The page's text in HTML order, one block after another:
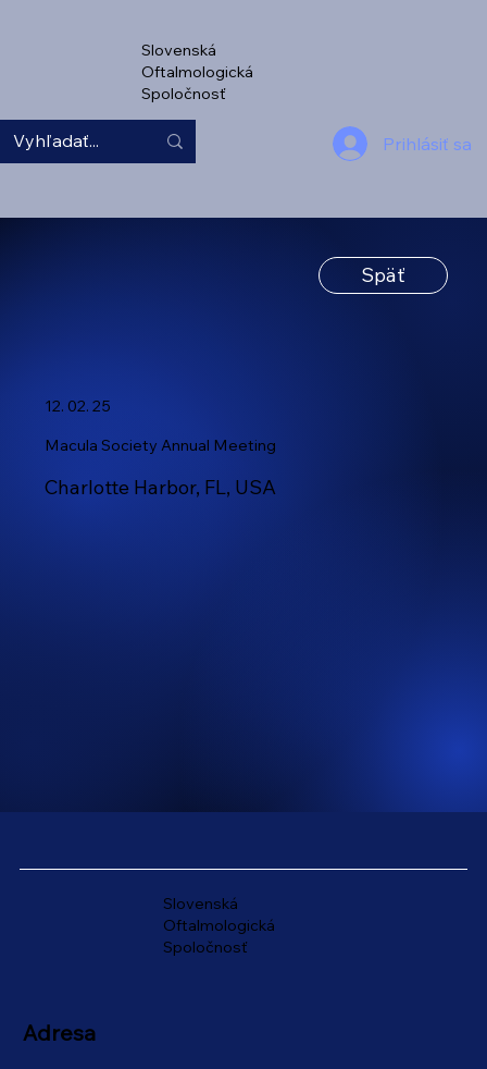
Slovenská
Oftalmologická
Spoločnosť
Prihlásiť sa
Späť
12. 02. 25
Macula Society Annual Meeting
Charlotte Harbor, FL, USA
Slovenská
Oftalmologická
Spoločnosť
Adresa